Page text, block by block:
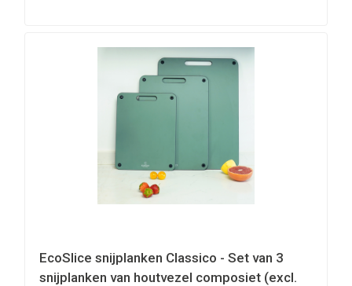
EcoSlice snijplanken Classico - Set van 3
snijplanken van houtvezel composiet (excl.